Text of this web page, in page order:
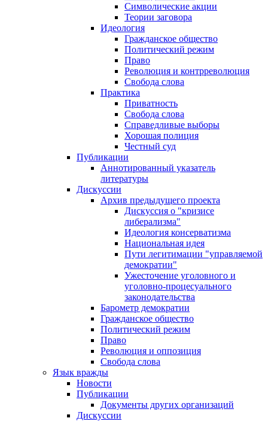
Символические акции
Теории заговора
Идеология
Гражданское общество
Политический режим
Право
Революция и контрреволюция
Свобода слова
Практика
Приватность
Свобода слова
Справедливые выборы
Хорошая полиция
Честный суд
Публикации
Аннотированный указатель
литературы
Дискуссии
Архив предыдущего проекта
Дискуссия о "кризисе
либерализма"
Идеология консерватизма
Национальная идея
Пути легитимации "управляемой
демократии"
Ужесточение уголовного и
уголовно-процесуального
законодательства
Барометр демократии
Гражданское общество
Политический режим
Право
Революция и оппозиция
Свобода слова
Язык вражды
Новости
Публикации
Документы других организаций
Дискуссии